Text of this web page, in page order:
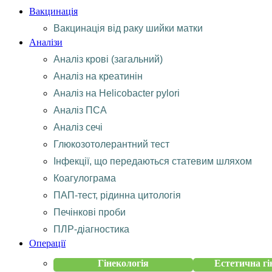
Вакцинація
Вакцинація від раку шийки матки
Аналізи
Аналіз крові (загальний)
Аналіз на креатинін
Аналіз на Helicobacter pylori
Аналіз ПСА
Аналіз сечі
Глюкозотолерантний тест
Інфекції, що передаються статевим шляхом
Коагулограма
ПАП-тест, рідинна цитологія
Печінкові проби
ПЛР-діагностика
Операції
Гінекологія
Естетична